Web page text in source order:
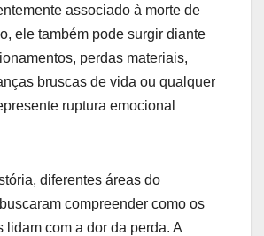
associado à morte de
ele também pode surgir diante
perdas materiais,
bruscas de vida ou qualquer
ruptura emocional
diferentes áreas do
compreender como os
lidam com a dor da perda. A